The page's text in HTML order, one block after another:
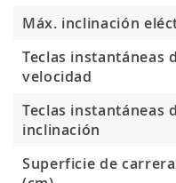
Máx. inclinación
Teclas instantáneas
velocidad
Teclas instantáneas
inclinación
Superficie de